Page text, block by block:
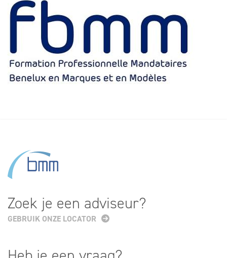
Zoek je een adviseur?
GEBRUIK ONZE LOCATOR